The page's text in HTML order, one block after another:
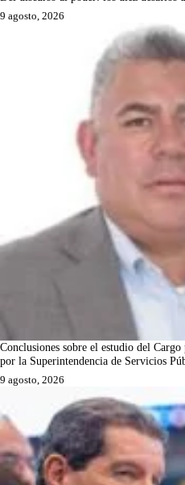
9 agosto, 2026
Conclusiones sobre el estudio del
por la Superintendencia de Servicios
9 agosto, 2026